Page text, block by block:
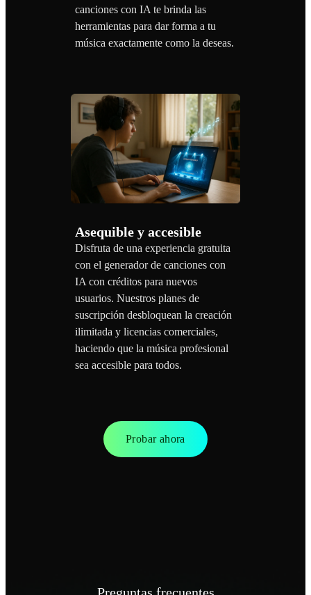
canciones con IA te brinda las
herramientas para dar forma a tu
música exactamente como la deseas.
Asequible y accesible
Disfruta de una experiencia gratuita
con el generador de canciones con
IA con créditos para nuevos
usuarios. Nuestros planes de
suscripción desbloquean la creación
ilimitada y licencias comerciales,
haciendo que la música profesional
sea accesible para todos.
Probar ahora